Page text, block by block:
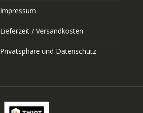
Impressum
Lieferzeit / Versandkosten
Privatsphäre und Datenschutz